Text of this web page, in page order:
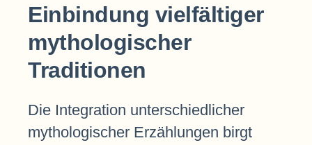
Einbindung vielfältiger
mythologischer
Traditionen
Die Integration unterschiedlicher
mythologischer Erzählungen birgt